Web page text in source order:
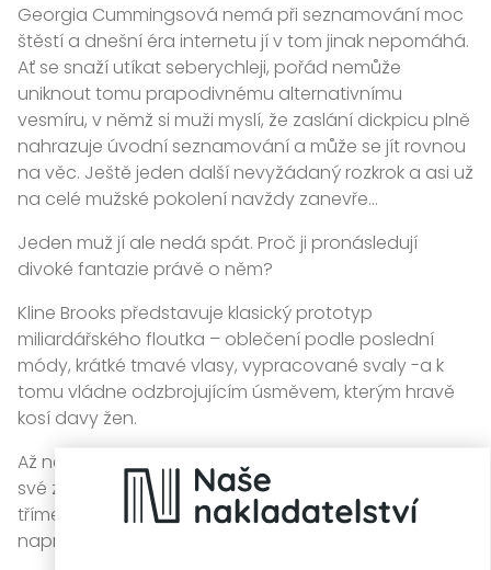
Georgia Cummingsová nemá při seznamování moc
štěstí a dnešní éra internetu jí v tom jinak nepomáhá.
Ať se snaží utíkat seberychleji, pořád nemůže
uniknout tomu prapodivnému alternativnímu
vesmíru, v němž si muži myslí, že zaslání dickpicu plně
nahrazuje úvodní seznamování a může se jít rovnou
na věc. Ještě jeden další nevyžádaný rozkrok a asi už
na celé mužské pokolení navždy zanevře…
Jeden muž jí ale nedá spát. Proč ji pronásledují
divoké fantazie právě o něm?
Kline Brooks představuje klasický prototyp
miliardářského floutka – oblečení podle poslední
módy, krátké tmavé vlasy, vypracované svaly -a k
tomu vládne odzbrojujícím úsměvem, kterým hravě
kosí davy žen.
Až na to, že on takový vlastně není. Navíc by se jí jako
své zaměstnankyně ze zásady nedotknul ani
třímetrovou tyčí. A ona jeho také ne. Oba totiž jednají
naprosto profesionálně.